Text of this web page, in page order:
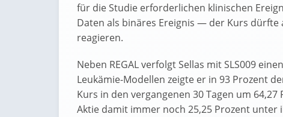
für die Studie erforderlichen klinischen
Daten als binäres Ereignis — der Kurs
reagieren.
Neben REGAL verfolgt Sellas mit SLS009
Leukämie-Modellen zeigte er in 93 Prozent
Kurs in den vergangenen 30 Tagen um
Aktie damit immer noch 25,25 Prozent unter